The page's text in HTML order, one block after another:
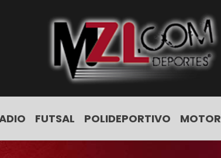
FUTSAL POLIDEPORTIVO MOTOR